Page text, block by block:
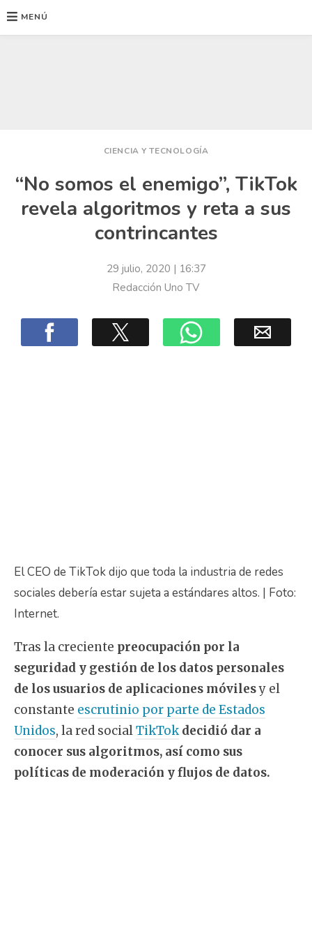
MENÚ
CIENCIA Y TECNOLOGÍA
“No somos el enemigo”, TikTok
revela algoritmos y reta a sus
contrincantes
29 julio, 2020 | 16:37
Redacción Uno TV
El CEO de TikTok dijo que toda la industria de redes
sociales debería estar sujeta a estándares altos. | Foto:
Internet.
Tras la creciente preocupación por la
seguridad y gestión de los datos personales
de los usuarios de aplicaciones móvilesy el
constante escrutinio por parte de Estados
Unidos, la red socialTikTok decidió dar a
conocer sus algoritmos, así como sus
políticas de moderación y flujos de datos.